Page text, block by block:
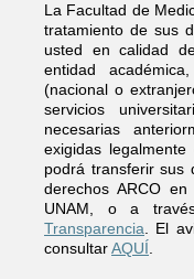
La Facultad de
tratamiento de sus
usted en calidad
entidad
(nacional o
servicios
necesarias
exigidas
podrá transferir sus
derechos ARCO
UNAM, o a
Transparencia. El
consultarAQUÍ.